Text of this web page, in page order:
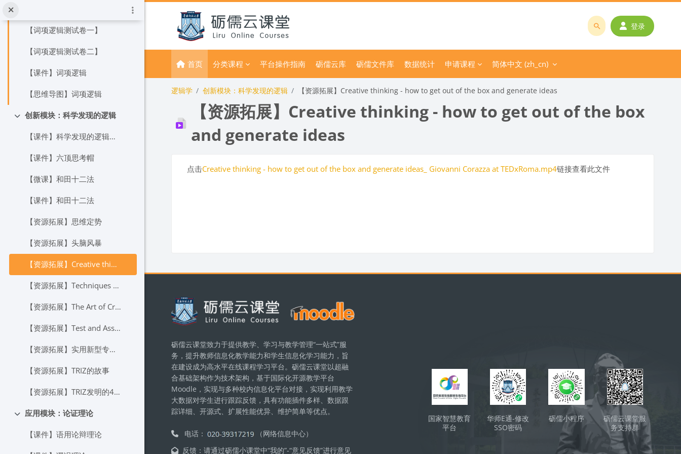
跳到主要内容
【词项逻辑测试卷一】
【词项逻辑测试卷二】
【课件】词项逻辑
【思维导图】词项逻辑
折叠
创新模块：科学发现的逻辑
【课件】科学发现的逻辑：归纳与类比
【课件】六顶思考帽
【微课】和田十二法
【课件】和田十二法
【资源拓展】思维定势
【资源拓展】头脑风暴
【资源拓展】Creative thinking - how to get out of the box and generate ideas
【资源拓展】Techniques of Creative Thinking
【资源拓展】The Art of Creative Thinking-How to Be Innovative and Develop Great Ideas
【资源拓展】Test and Assess Your Brain Quotient
【资源拓展】实用新型专利申请
【资源拓展】TRIZ的故事
【资源拓展】TRIZ发明的40个发明原理及应用
折叠
应用模块：论证理论
【课件】语用论辩理论
搜
师
名
登录
首页 分类课程 平台操作指南 砺儒云库 砺儒文件库 数据统计 申请课程 简体中文 ‎(zh_cn)‎
逻辑学 创新模块：科学发现的逻辑 【资源拓展】Creative thinking - how to get out of the box and generate ideas
【资源拓展】Creative thinking - how to get out of the box
and generate ideas
完成条件
点击Creative thinking - how to get out of the box and generate ideas_ Giovanni Corazza at TEDxRoma.mp4链接查看此文件
版块
砺儒云课堂致力于提供教学、学习与教学管理“一站式”服
务，提升教师信息化教学能力和学生信息化学习能力，旨
在建设成为高水平在线课程学习平台。砺儒云课堂以超融
合基础架构作为技术架构，基于国际化开源教学平台
Moodle，实现与多种校内信息化平台对接，实现利用教学
大数据对学生进行跟踪反馈，具有功能插件多样、数据跟
踪详细、开源式、扩展性能优异、维护简单等优点。
电话：
（网络信息中心）
反馈：请通过砺儒小课堂中“我的”-“意见反馈”进行意见
版块
国家智慧教育
平台
华师E通-修改
SSO密码
砺儒小程序
砺儒云课堂服
务支持群
（QQ）